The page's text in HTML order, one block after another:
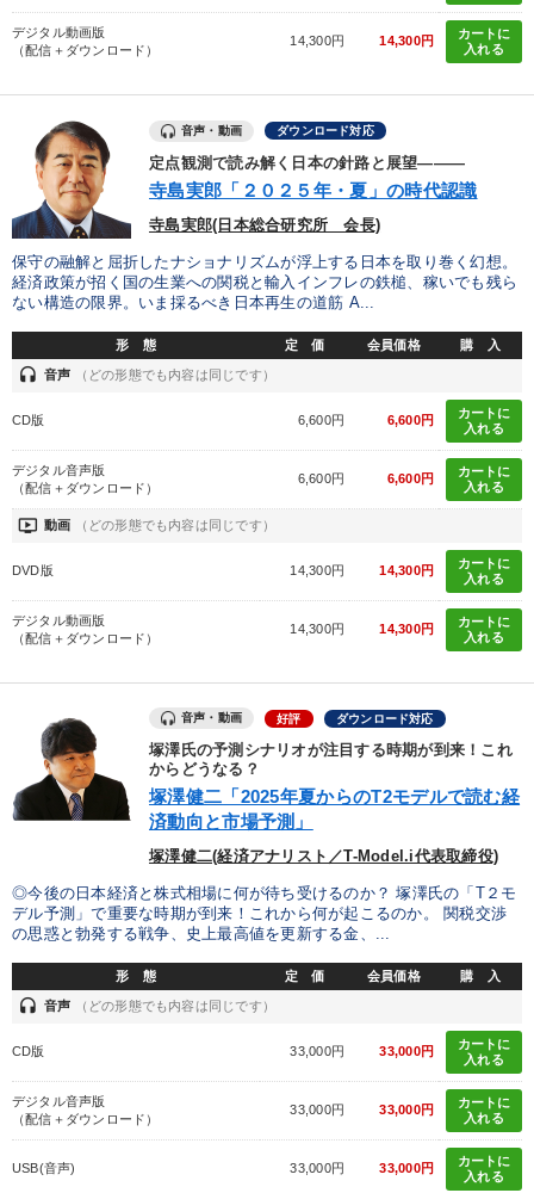
デジタル動画版
（配信＋ダウンロード）
14,300円 14,300円
カートに
入れる
音声・動画 ダウンロード対応
定点観測で読み解く日本の針路と展望―――
寺島実郎「２０２５年・夏」の時代認識
寺島実郎(日本総合研究所 会長)
保守の融解と屈折したナショナリズムが浮上する日本を取り巻く幻想。
経済政策が招く国の生業への関税と輸入インフレの鉄槌、稼いでも残ら
ない構造の限界。いま採るべき日本再生の道筋 A...
形 態 定 価 会員価格 購 入
headset 音声 （どの形態でも内容は同じです）
CD版 6,600円 6,600円
カートに
入れる
デジタル音声版
（配信＋ダウンロード）
6,600円 6,600円
カートに
入れる
ondemand_video 動画 （どの形態でも内容は同じです）
DVD版 14,300円 14,300円
カートに
入れる
デジタル動画版
（配信＋ダウンロード）
14,300円 14,300円
カートに
入れる
音声・動画 好評 ダウンロード対応
塚澤氏の予測シナリオが注目する時期が到来！これ
からどうなる？
塚澤健二「2025年夏からのT2モデルで読む経
済動向と市場予測」
塚澤健二(経済アナリスト／T-Model.i代表取締役)
◎今後の日本経済と株式相場に何が待ち受けるのか？ 塚澤氏の「T２モ
デル予測」で重要な時期が到来！これから何が起こるのか。 関税交渉
の思惑と勃発する戦争、史上最高値を更新する金、...
形 態 定 価 会員価格 購 入
headset 音声 （どの形態でも内容は同じです）
CD版 33,000円 33,000円
カートに
入れる
デジタル音声版
（配信＋ダウンロード）
33,000円 33,000円
カートに
入れる
USB(音声) 33,000円 33,000円
カートに
入れる